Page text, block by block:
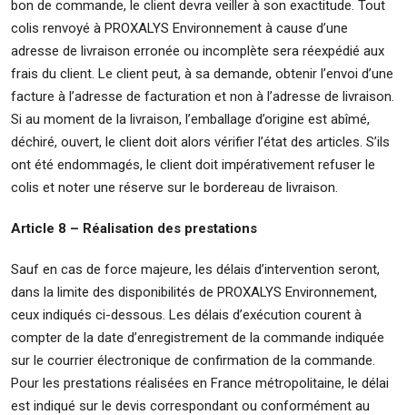
bon de commande, le client devra veiller à son exactitude. Tout
colis renvoyé à PROXALYS Environnement à cause d’une
adresse de livraison erronée ou incomplète sera réexpédié aux
frais du client. Le client peut, à sa demande, obtenir l’envoi d’une
facture à l’adresse de facturation et non à l’adresse de livraison.
Si au moment de la livraison, l’emballage d’origine est abîmé,
déchiré, ouvert, le client doit alors vérifier l’état des articles. S’ils
ont été endommagés, le client doit impérativement refuser le
colis et noter une réserve sur le bordereau de livraison.
Article 8 – Réalisation des prestations
Sauf en cas de force majeure, les délais d’intervention seront,
dans la limite des disponibilités de PROXALYS Environnement,
ceux indiqués ci-dessous. Les délais d’exécution courent à
compter de la date d’enregistrement de la commande indiquée
sur le courrier électronique de confirmation de la commande.
Pour les prestations réalisées en France métropolitaine, le délai
est indiqué sur le devis correspondant ou conformément au